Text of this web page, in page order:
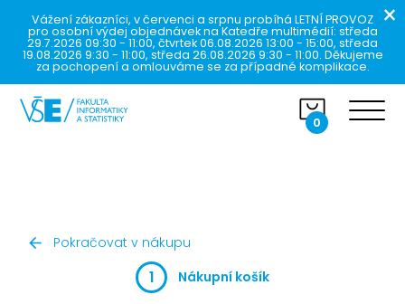
Vážení zákazníci, v červenci a srpnu probíhá LETNÍ PROVOZ
pro osobní výdej objednávek na Katedře multimédií: středa
29.7.2026 09:30 - 11:00, čtvrtek 06.08.2026 13:00 - 15:00, středa
19.08.2026 9:30 - 11:00, středa 26.08.2026 9:30 - 11:00. Děkujeme
za pochopení a omlouváme se za případné komplikace.
×
0
Pokračovat v nákupu
1 Nákupní košík